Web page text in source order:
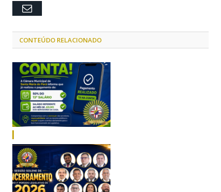
Email
CONTEÚDO RELACIONADO